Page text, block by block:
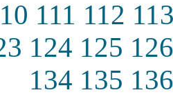
111 112
124 125 126
134 135 136